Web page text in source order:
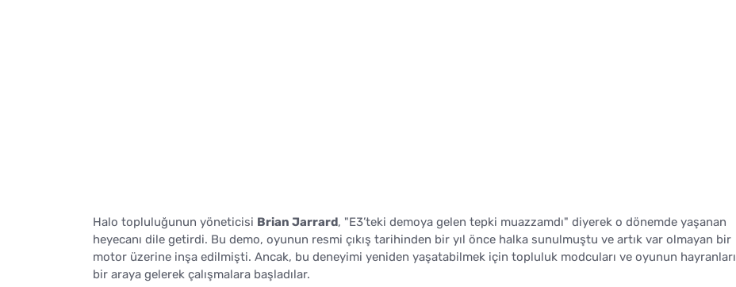
Halo topluluğunun yöneticisi Brian Jarrard, "E3’teki demoya gelen tepki muazzamdı" diyerek o dönemde yaşanan
heyecanı dile getirdi. Bu demo, oyunun resmi çıkış tarihinden bir yıl önce halka sunulmuştu ve artık var olmayan bir
motor üzerine inşa edilmişti. Ancak, bu deneyimi yeniden yaşatabilmek için topluluk modcuları ve oyunun hayranları
bir araya gelerek çalışmalara başladılar.